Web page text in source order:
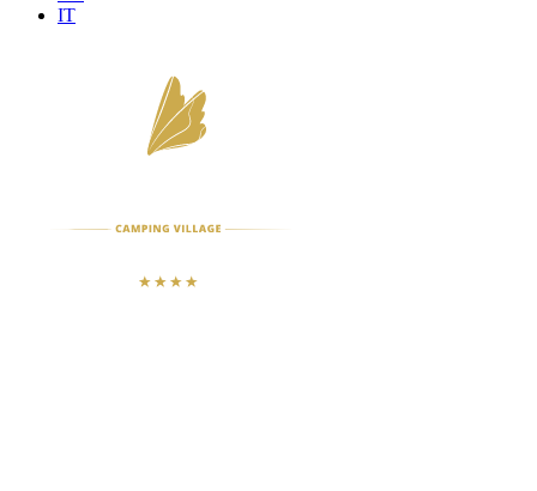
IT